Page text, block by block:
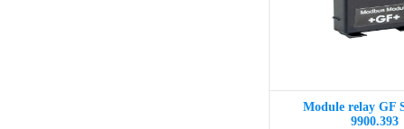
Module relay GF
9900.393